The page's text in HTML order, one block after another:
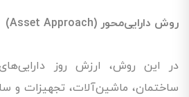
روش دارایی‌محور (Asset Approach)
در این روش، ارزش روز
ساختمان، ماشین‌آلات، تجهیزات و